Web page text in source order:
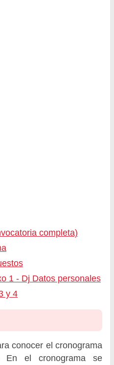
completa)
1 - Dj Datos personales
y 4
conocer el cronograma
En el cronograma se